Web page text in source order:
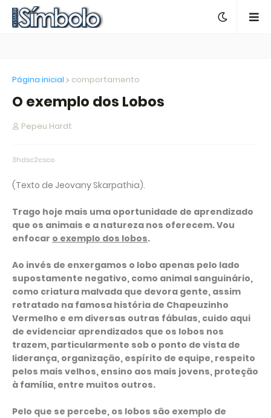
Página inicial comportamento
O exemplo dos Lobos
Pepeu Hardt
3hdsc2csco
(Texto de Jeovany Skarpathia).
Trago hoje mais uma oportunidade de aprendizado
que os animais e a natureza nos oferecem. Vou
enfocar o exemplo dos lobos.
Ao invés de enxergamos o lobo apenas pelo lado
supostamente negativo, como animal sanguinário,
como criatura malvada que devora gente, assim
retratado na famosa história de Chapeuzinho
Vermelho e em diversas outras fábulas, cuido aqui
de evidenciar aprendizados que os lobos nos
trazem, particularmente sob o ponto de vista de
liderança, organização, espírito de equipe, respeito
pelos mais velhos, ensino aos mais jovens, proteção
à família, entre muitos outros.
Pelo que se percebe, os lobos são exemplo de